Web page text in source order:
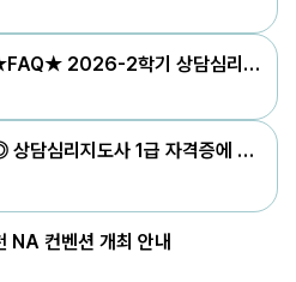
[2026.07.07 수정] ★FAQ★ 2026-2학기 상담심리학과 수강신청 참고 사항
[2026.07.07 수정] ◎ 상담심리지도사 1급 자격증에 대한 FAQ
컨벤션 개최 안내